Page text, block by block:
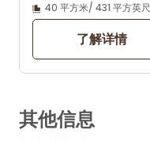
40 平方米/ 431 平方英尺
了解详情
其他信息